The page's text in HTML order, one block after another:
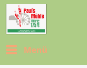
Menü